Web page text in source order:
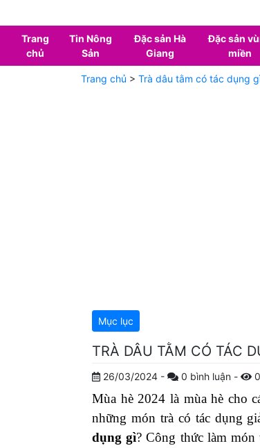
Trang
chủ
Tin Nông
Sản
Đặc sản Hà
Giang
Đặc sản
miền
Trang chủ > Trà dâu tằm có tác dụng
Mục lục
TRÀ DÂU TẰM CÓ TÁC
26/03/2024 - 0 bình luận - 0
Mùa hè 2024 là mùa hè cho
những món trà có tác dụng
dụng gì? Công thức làm món